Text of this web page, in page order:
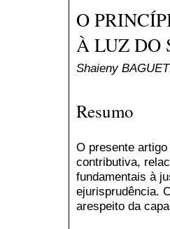
O
À LUZ DO
Shaieny
Resumo
O presente
contributiva,
fundamentais à
ejurisprudência.
arespeito da